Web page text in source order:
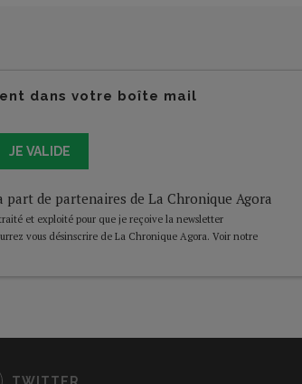
dans votre boîte mail
JE VALIDE
de partenaires de La Chronique Agora
et exploité pour que je reçoive la newsletter
vous désinscrire de La Chronique Agora. Voir notre